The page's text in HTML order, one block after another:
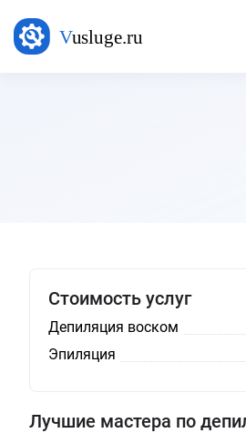
Стоимость услуг
Депиляция воском
Эпиляция
Лучшие мастера по